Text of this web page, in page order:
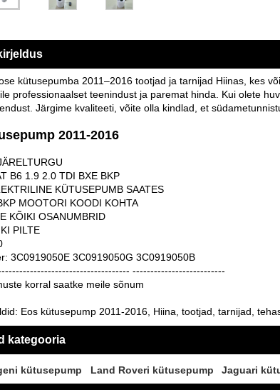
kütusepumba 2011–2016 tootjad ja tarnijad Hiinas, kes
professionaalset teenindust ja paremat hinda. Kui olete
Järgime kvaliteeti, võite olla kindlad, et
2011-2016
B6 1.9 2.0 TDI BXE BKP
KÜTUSEPUMB SAATES
MOOTORI KOODI KOHTA
KÕIKI OSANUMBRID
PILTE
3C0919050E 3C0919050G 3C0919050B
--------------------------
korral saatke meile sõnum
Eos kütusepump 2011-2016, Hiina, tootjad, tarnijad,
kategooria
kütusepump Land Roveri kütusepump Jaguari